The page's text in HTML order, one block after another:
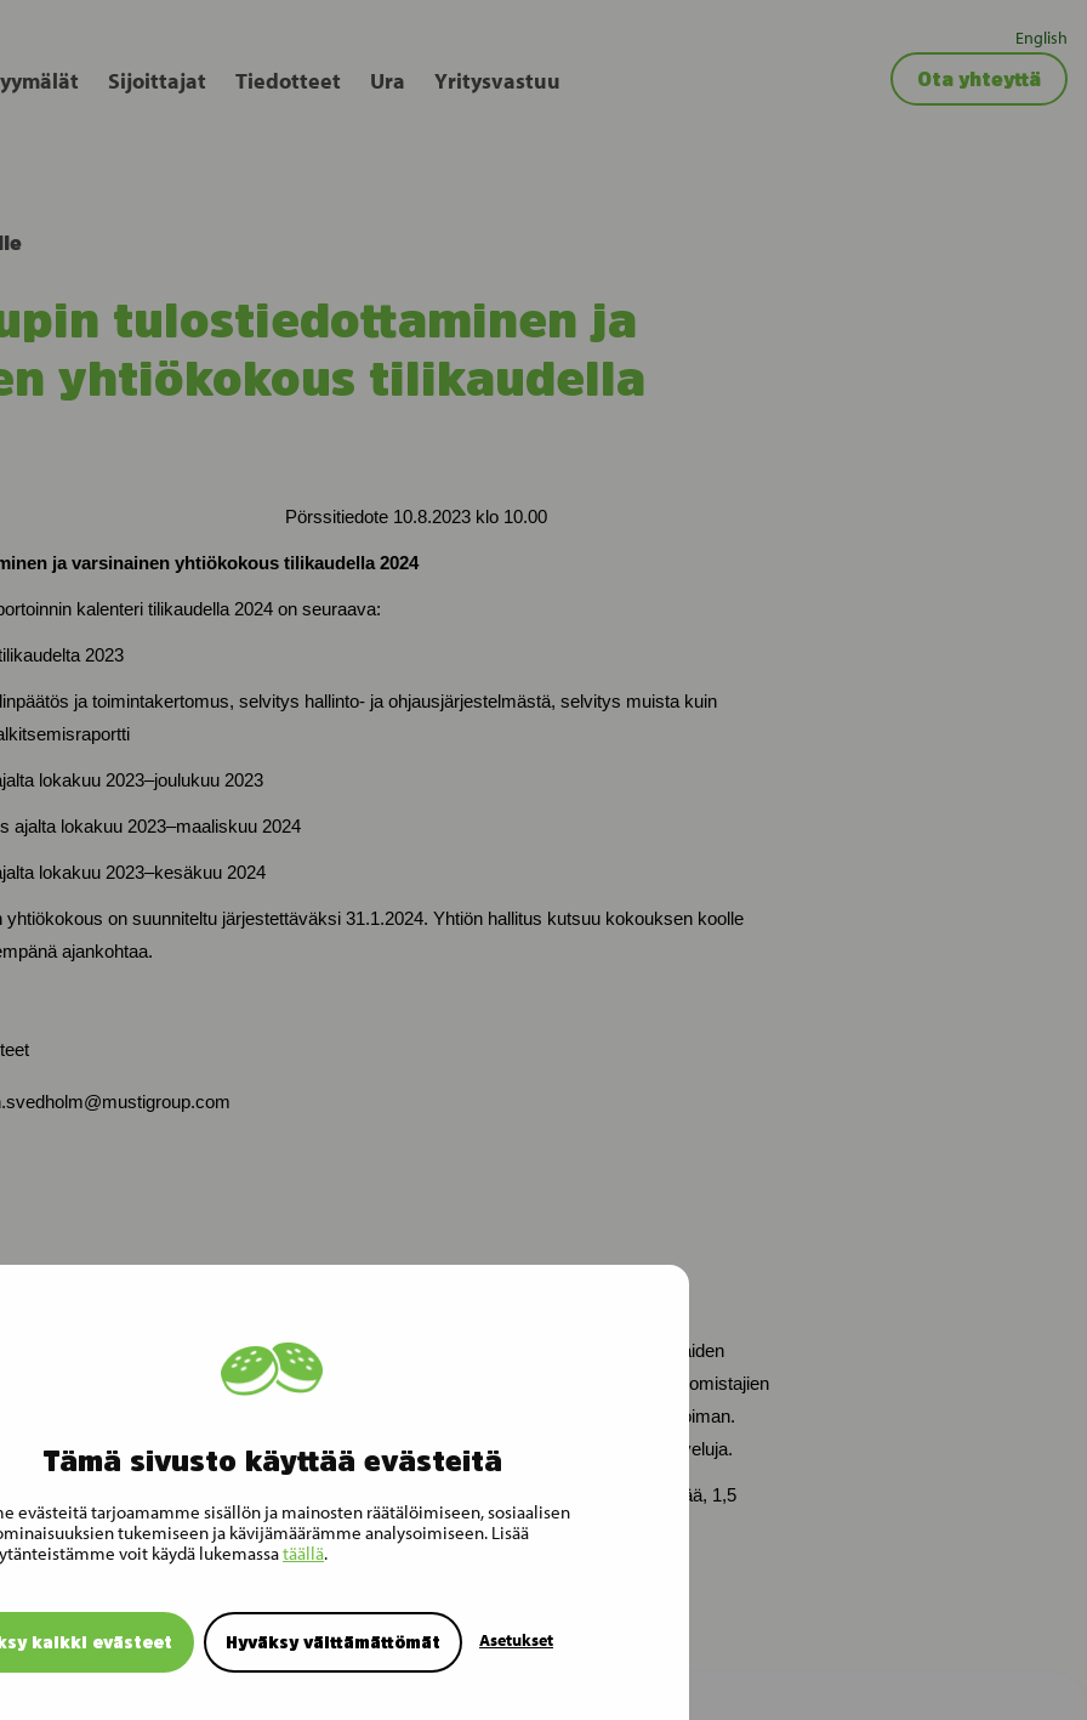
Tämä sivusto käyttää evästeitä
evästeitä tarjoamamme sisällön ja mainosten räätälöimiseen, sosiaalisen
tukemiseen ja kävijämäärämme analysoimiseen. Lisää
voit käydä lukemassatäällä.
kaikki evästeet Hyväksy välttämättömät Asetukset
English
Sijoittajat Tiedotteet Ura Yritysvastuu Ota yhteyttä
tulostiedottaminen ja
yhtiökokous tilikaudella
Pörssitiedote 10.8.2023 klo 10.00
ja varsinainen yhtiökokous tilikaudella 2024
kalenteri tilikaudella 2024 on seuraava:
2023
ja toimintakertomus, selvitys hallinto- ja ohjausjärjestelmästä, selvitys muista kuin
lokakuu 2023–joulukuu 2023
ajalta lokakuu 2023–maaliskuu 2024
lokakuu 2023–kesäkuu 2024
on suunniteltu järjestettäväksi 31.1.2024. Yhtiön hallitus kutsuu kokouksen koolle
ajankohtaa.
omistajien elämästä helpompaa, hauskempaa ja turvallisempaa. Olemme Pohjoismaiden
ja vastaamme monikanavaisella liiketoimintamallillamme lemmikkieläinten ja niiden omistajien
ja Norjassa. Tarjoamme laajan ja tarkkaan valikoidun lemmikkieläintarvikkeiden valikoiman.
kohteissa lemmikeille myös palveluja kuten turkinhoitoa, koulutusta ja eläinlääkäripalveluja.
miljoonaa euroa tilikaudella 2022. Yhtiöllä oli tilikauden 2022 lopussa 1 587 työntekijää, 1,5
myymälää.